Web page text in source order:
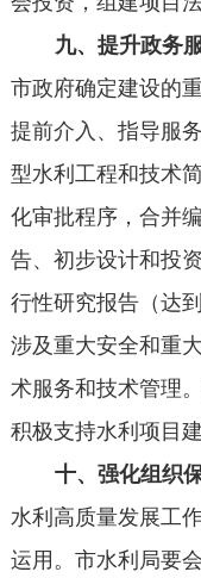
九、提升政务
市政府确定建设的
提前介入、指导服
型水利工程和技术
化审批程序，合并
告、初步设计和投
行性研究报告（达
涉及重大安全和重
术服务和技术管理
积极支持水利项目建
十、强化组织
水利高质量发展工
运用。市水利局要